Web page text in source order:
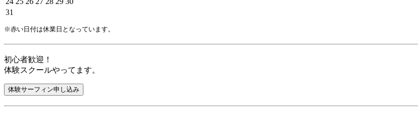
31
※赤い日付は休業日となっています。
初心者歓迎！
体験スクールやってます。